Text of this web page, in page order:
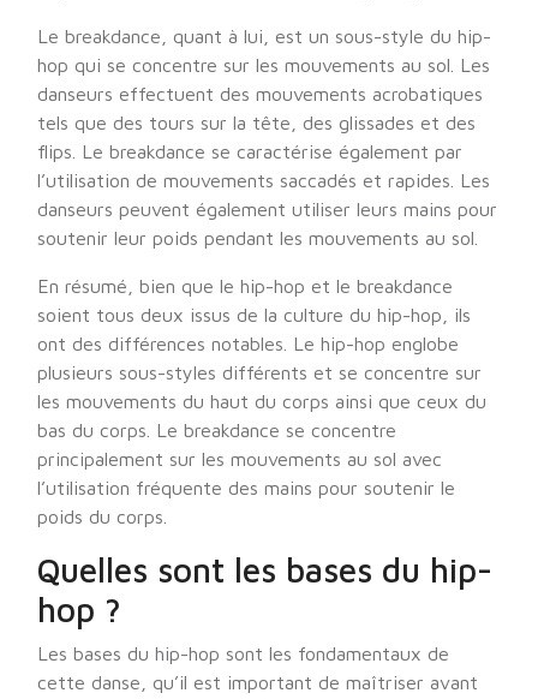
Le breakdance, quant à lui, est un sous-style du hip-
hop qui se concentre sur les mouvements au sol. Les
danseurs effectuent des mouvements acrobatiques
tels que des tours sur la tête, des glissades et des
flips. Le breakdance se caractérise également par
l’utilisation de mouvements saccadés et rapides. Les
danseurs peuvent également utiliser leurs mains pour
soutenir leur poids pendant les mouvements au sol.
En résumé, bien que le hip-hop et le breakdance
soient tous deux issus de la culture du hip-hop, ils
ont des différences notables. Le hip-hop englobe
plusieurs sous-styles différents et se concentre sur
les mouvements du haut du corps ainsi que ceux du
bas du corps. Le breakdance se concentre
principalement sur les mouvements au sol avec
l’utilisation fréquente des mains pour soutenir le
poids du corps.
Quelles sont les bases du hip-
hop ?
Les bases du hip-hop sont les fondamentaux de
cette danse, qu’il est important de maîtriser avant